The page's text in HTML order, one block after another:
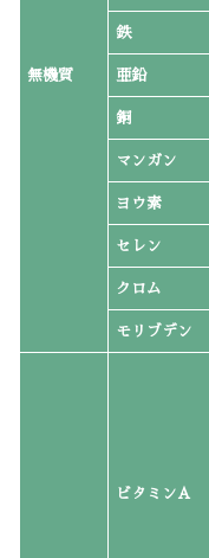
無機質
鉄
亜鉛
銅
マンガン
ヨウ素
セレン
クロム
モリブデン
ビタミンA